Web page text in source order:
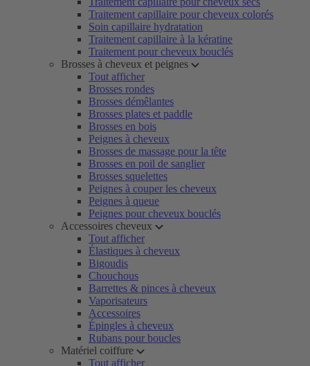
Traitement capillaire pour cheveux colorés
Soin capillaire hydratation
Traitement capillaire à la kératine
Traitement pour cheveux bouclés
Brosses à cheveux et peignes
Tout afficher
Brosses rondes
Brosses démêlantes
Brosses plates et paddle
Brosses en bois
Peignes à cheveux
Brosses de massage pour la tête
Brosses en poil de sanglier
Brosses squelettes
Peignes à couper les cheveux
Peignes à queue
Peignes pour cheveux bouclés
Accessoires cheveux
Tout afficher
Élastiques à cheveux
Bigoudis
Chouchous
Barrettes & pinces à cheveux
Vaporisateurs
Accessoires
Épingles à cheveux
Rubans pour boucles
Matériel coiffure
Tout afficher